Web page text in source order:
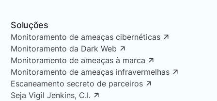
Soluções
Monitoramento de ameaças cibernéticas
Monitoramento da Dark Web
Monitoramento de ameaças à marca
Monitoramento de ameaças infravermelhas
Escaneamento secreto de parceiros
Seja Vigil Jenkins, C.I.